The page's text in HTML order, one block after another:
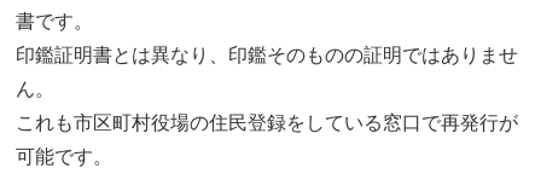
書です。
印鑑証明書とは異なり、印鑑そのものの証明ではありませ
ん。
これも市区町村役場の住民登録をしている窓口で再発行が
可能です。